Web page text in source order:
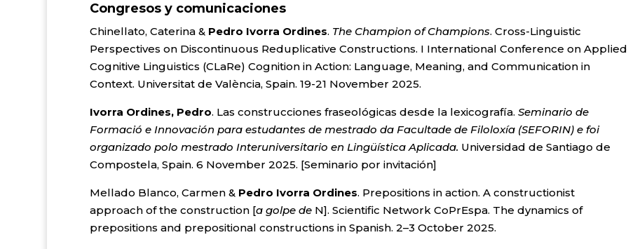
Congresos y comunicaciones
Chinellato, Caterina & Pedro Ivorra Ordines. The Champion of Champions. Cross-Linguistic
Perspectives on Discontinuous Reduplicative Constructions. I International Conference on Applied
Cognitive Linguistics (CLaRe) Cognition in Action: Language, Meaning, and Communication in
Context. Universitat de València, Spain. 19-21 November 2025.
Ivorra Ordines, Pedro. Las construcciones fraseológicas desde la lexicografía. Seminario de
Formació e Innovación para estudantes de mestrado da Facultade de Filoloxía (SEFORIN) e foi
organizado polo mestrado Interuniversitario en Lingüística Aplicada. Universidad de Santiago de
Compostela, Spain. 6 November 2025. [Seminario por invitación]
Mellado Blanco, Carmen & Pedro Ivorra Ordines. Prepositions in action. A constructionist
approach of the construction [a golpe de N]. Scientific Network CoPrEspa. The dynamics of
prepositions and prepositional constructions in Spanish. 2–3 October 2025.